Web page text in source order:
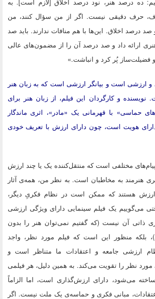
حرف دقیقی نیست. اگر از من سؤال کنند، من
درصد اخلاق. این‌ها با هم منافات ندارند. باید صد
ارائه داد و صد درصد آن را از مضمون‌های عالی
فضیلت‌ساز پُر کرد و انباشت.»
هنری و ارزشی است و بیانگر ارزشی است که به زبان هنر
و کارگردان این فیلم، از زبان هنر برای
حماسی» با قهرمانی یک «مادر»، اثری ماندگار
هویت است، چون دارای ارزش با تعریف خودی
پیام‌های مختلفی است که منتقل‌کننده یک یا چند ارزش
هنرمند به مخاطبان است. به نظر من، همه‌ی آثار
هستند که ممکن است در نظام فکریِ دیگر،
می‌گوییم یک فیلم سینمایی دارای ویژگی ارزشی
ذاتی آن نیست (که گفتیم نمی‌توان هنر را بدون
بلکه منظور این است که فیلم مورد نظر، واجد
ارزشی جامعه و اعتقادات ما متناظر است و
نظر را تقویت می‌کند. به همین دلیل، هر فیلمی
می‌شود، دارای ارزش‌گذاری است، اما الزاماً
مبانی فکری و حماسه‌ی یک ملت نیست. اگر